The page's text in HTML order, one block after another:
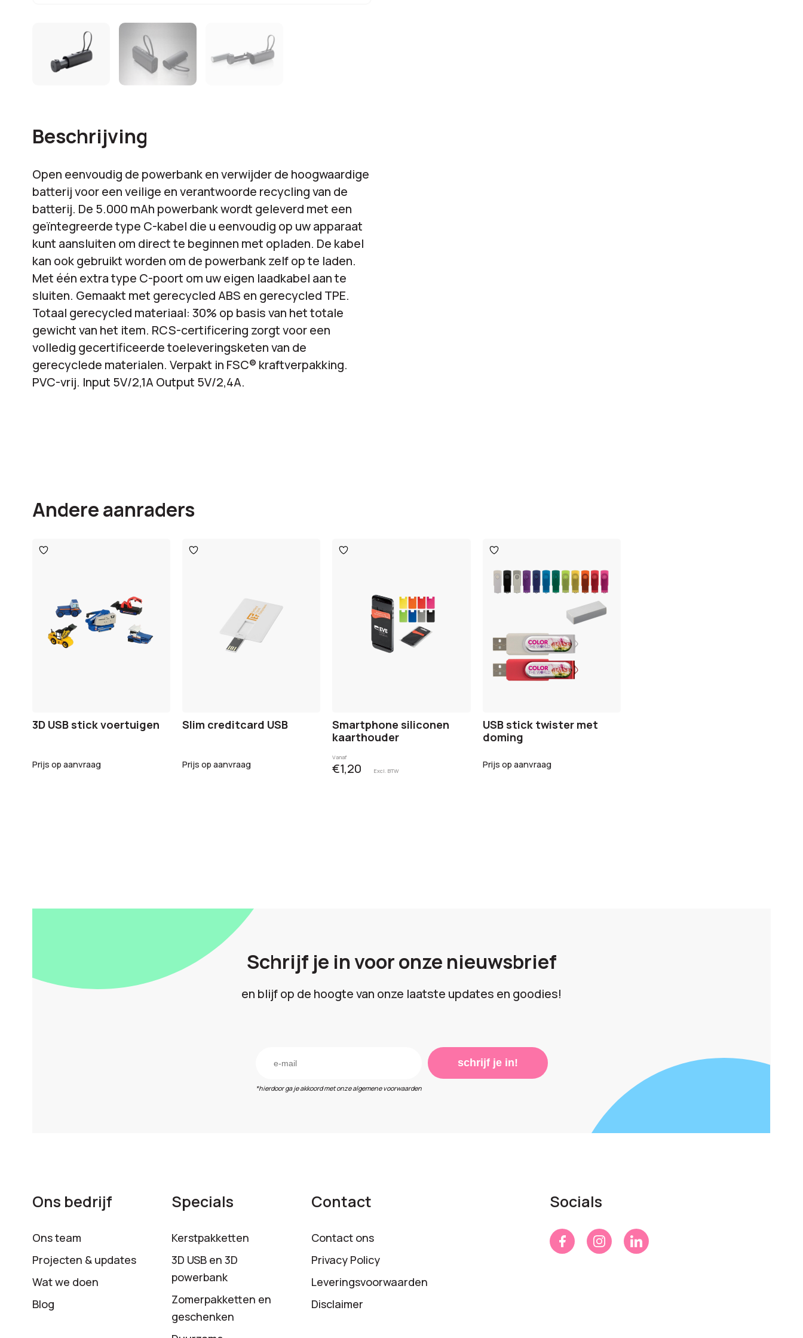
Beschrijving
Open eenvoudig de powerbank en verwijder de hoogwaardige
batterij voor een veilige en verantwoorde recycling van de
batterij. De 5.000 mAh powerbank wordt geleverd met een
geïntegreerde type C-kabel die u eenvoudig op uw apparaat
kunt aansluiten om direct te beginnen met opladen. De kabel
kan ook gebruikt worden om de powerbank zelf op te laden.
Met één extra type C-poort om uw eigen laadkabel aan te
sluiten. Gemaakt met gerecycled ABS en gerecycled TPE.
Totaal gerecycled materiaal: 30% op basis van het totale
gewicht van het item. RCS-certificering zorgt voor een
volledig gecertificeerde toeleveringsketen van de
gerecyclede materialen. Verpakt in FSC® kraftverpakking.
PVC-vrij. Input 5V/2,1A Output 5V/2,4A.
Andere aanraders
Toevoegen
aan
3D USB stick voertuigen
Prijs op aanvraag
Toevoegen
aan
Slim creditcard USB
Prijs op aanvraag
Toevoegen
aan
Smartphone siliconen
kaarthouder
Vanaf
€1,20 Excl. BTW
Toevoegen
aan
USB stick twister met
doming
Prijs op aanvraag
Schrijf je in voor onze nieuwsbrief
en blijf op de hoogte van onze laatste updates en goodies!
*hierdoor ga je akkoord met onze algemene voorwaarden
schrijf je in!
Ons bedrijf
Ons team
Projecten & updates
Wat we doen
Blog
Specials
Kerstpakketten
3D USB en 3D
powerbank
Zomerpakketten en
geschenken
Contact
Contact ons
Privacy Policy
Leveringsvoorwaarden
Disclaimer
Socials